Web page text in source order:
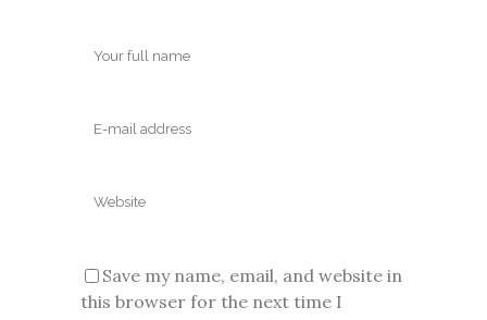
Save my name, email, and website in
this browser for the next time I